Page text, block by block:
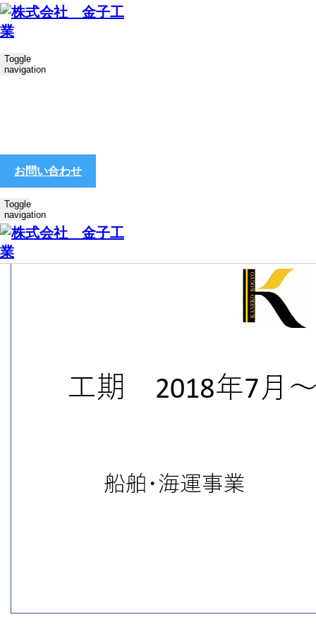
Toggle
navigation
お問い合わせ
Toggle
navigation